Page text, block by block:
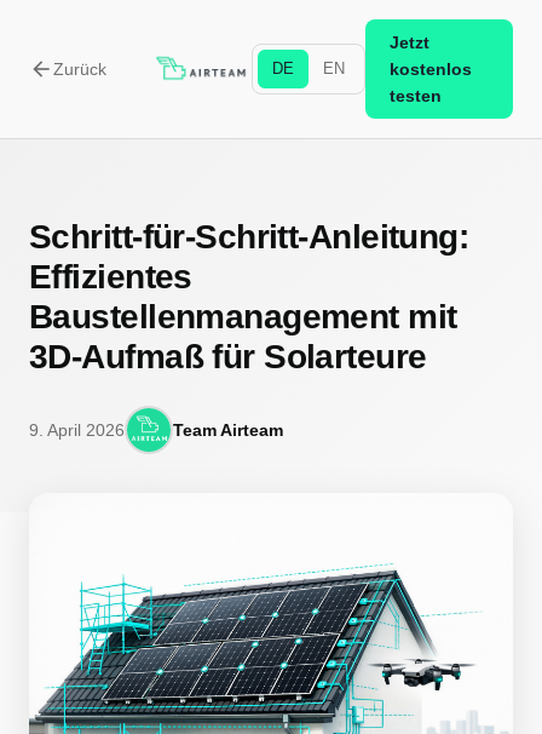
arrow_backZurück DE EN
Jetzt
kostenlos
testen
Schritt-für-Schritt-Anleitung:
Effizientes
Baustellenmanagement mit
3D-Aufmaß für Solarteure
9. April 2026 Team Airteam